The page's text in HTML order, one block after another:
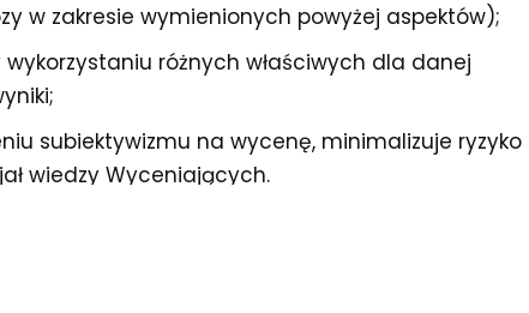
w zakresie wymienionych powyżej aspektów);
różnych właściwych dla danej
subiektywizmu na wycenę, minimalizuje ryzyko
wiedzy Wyceniających.